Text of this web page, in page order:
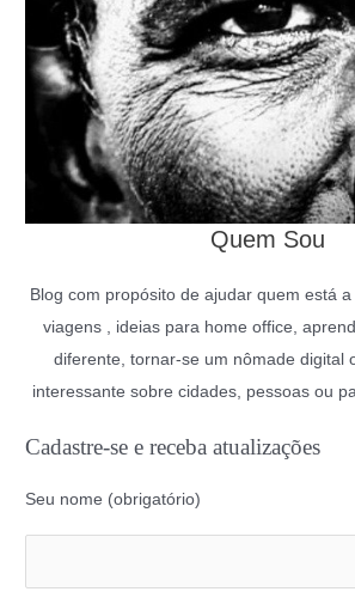
Quem Sou
Blog com propósito de ajudar quem está
viagens , ideias para home office,
diferente, tornar-se um nômade digital
interessante sobre cidades, pessoas ou
Cadastre-se e receba atualizações
Seu nome (obrigatório)